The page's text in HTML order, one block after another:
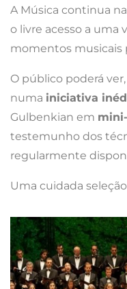
A Música continua
o livre acesso a uma
momentos musicais
O público poderá
numa iniciativa
Gulbenkian em
testemunho dos
regularmente
Uma cuidada